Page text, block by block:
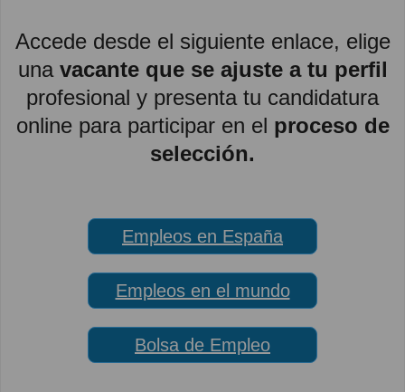
Accede desde el siguiente enlace, elige
una vacante que se ajuste a tu perfil
profesional y presenta tu candidatura
online para participar en el proceso de
selección.
Empleos en España
Empleos en el mundo
Bolsa de Empleo